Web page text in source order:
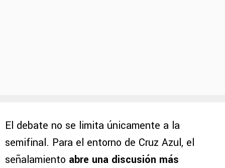
El debate no se limita únicamente a la
semifinal. Para el entorno de Cruz Azul, el
señalamiento abre una discusión más